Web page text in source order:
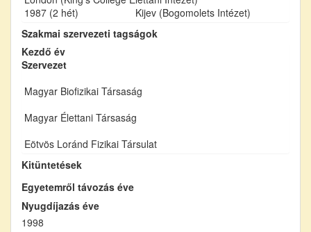
1987 (2 hét)
Kijev (Bogomolets Intézet)
Szakmai szervezeti tagságok
Kezdő év
Szervezet
Magyar Biofizikai Társaság
Magyar Élettani Társaság
Eötvös Loránd Fizikai Társulat
Kitüntetések
Egyetemről távozás éve
Nyugdíjazás éve
1998